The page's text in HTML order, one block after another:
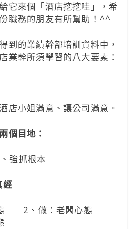
它來個「酒店挖挖哇」，希
職務的朋友有所幫助！^^
到的業績幹部培訓資料中，
業幹所須學習的八大要素：
店小姐滿意、讓公司滿意。
個目地：
強抓根本
經
態 2、做：老闆心態